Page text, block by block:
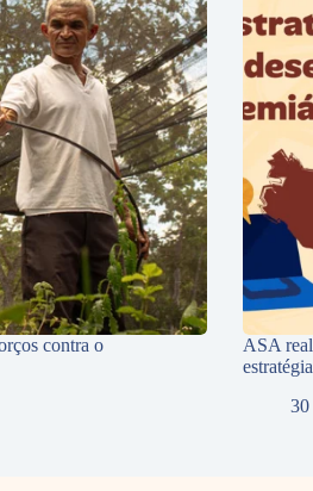
contra o
ASA
30